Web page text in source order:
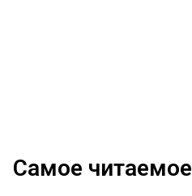
Самое читаемое